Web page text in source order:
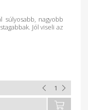
súlyosabb, nagyobb
Jól viseli az